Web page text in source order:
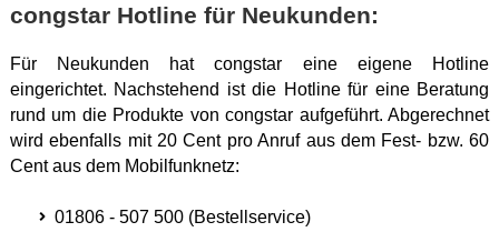
congstar Hotline für Neukunden:
Für Neukunden hat congstar eine eigene Hotline
eingerichtet. Nachstehend ist die Hotline für eine Beratung
rund um die Produkte von congstar aufgeführt. Abgerechnet
wird ebenfalls mit 20 Cent pro Anruf aus dem Fest- bzw. 60
Cent aus dem Mobilfunknetz:
01806 - 507 500 (Bestellservice)